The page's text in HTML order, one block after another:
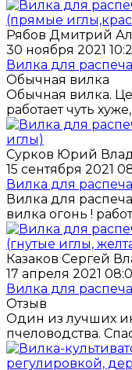
Рябов Дмитрий
30 ноября 2021
Вилка для
Обычная вилка
Обычная вилка.
работает чуть
Сурков Юрий
15 сентября 2021
Вилка для
Вилка для
вилка огонь !
Казаков Сергей
17 апреля 2021
Вилка для
Отзыв
Один из лучших
пчеловодства.